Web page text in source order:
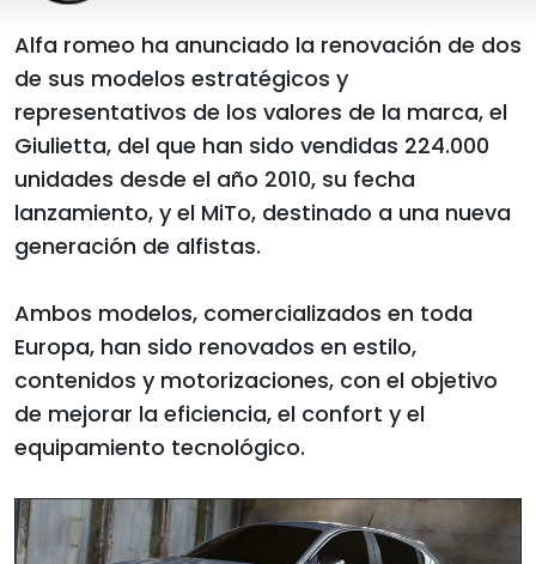
Alfa romeo ha anunciado la renovación de dos
de sus modelos estratégicos y
representativos de los valores de la marca, el
Giulietta, del que han sido vendidas 224.000
unidades desde el año 2010, su fecha
lanzamiento, y el MiTo, destinado a una nueva
generación de alfistas.
Ambos modelos, comercializados en toda
Europa, han sido renovados en estilo,
contenidos y motorizaciones, con el objetivo
de mejorar la eficiencia, el confort y el
equipamiento tecnológico.